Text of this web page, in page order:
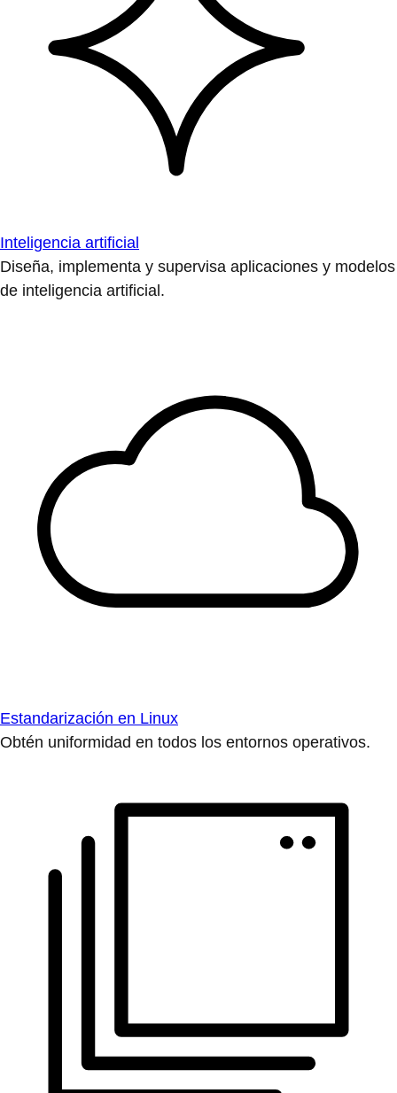
Inteligencia artificial
Diseña, implementa y supervisa aplicaciones y modelos
de inteligencia artificial.
Estandarización en Linux
Obtén uniformidad en todos los entornos operativos.